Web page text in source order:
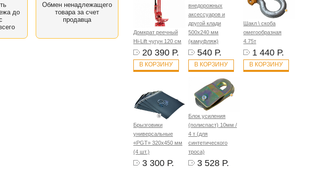
до
Обмен ненадлежащего
товара за счет
продавца
Домкрат реечный
Hi-Lift чугун 120 см
20 390 Р.
В КОРЗИНУ
внедорожных
аксессуаров и
другой клади
500х240 мм
(камуфляж)
540 Р.
В КОРЗИНУ
Шакл \ скоба
омегообразная
4.75т
1 440 Р.
В КОРЗИНУ
Брызговики
универсальные
«PGT» 320х450 мм
(4 шт.)
3 300 Р.
Блок усиления
(полиспаст) 10мм /
4 т (для
синтетического
троса)
3 528 Р.